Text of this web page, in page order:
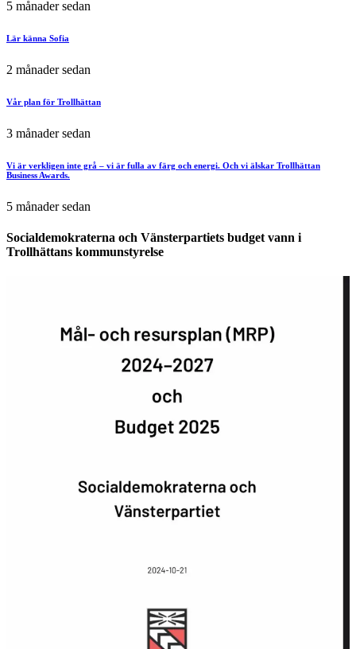
5 månader sedan
Lär känna Sofia
2 månader sedan
Vår plan för Trollhättan
3 månader sedan
Vi är verkligen inte grå – vi är fulla av färg och energi. Och vi älskar Trollhättan
Business Awards.
5 månader sedan
Socialdemokraterna och Vänsterpartiets budget vann i
Trollhättans kommunstyrelse